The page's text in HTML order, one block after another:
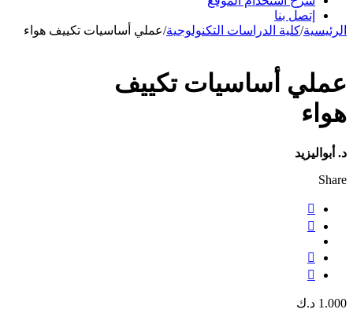
إتصل بنا
الرئيسية/كلية الدراسات التكنولوجية/عملي أساسيات تكييف هواء
عملي أساسيات تكييف
هواء
د. أبواليزيد
Share
1.000 د.ك